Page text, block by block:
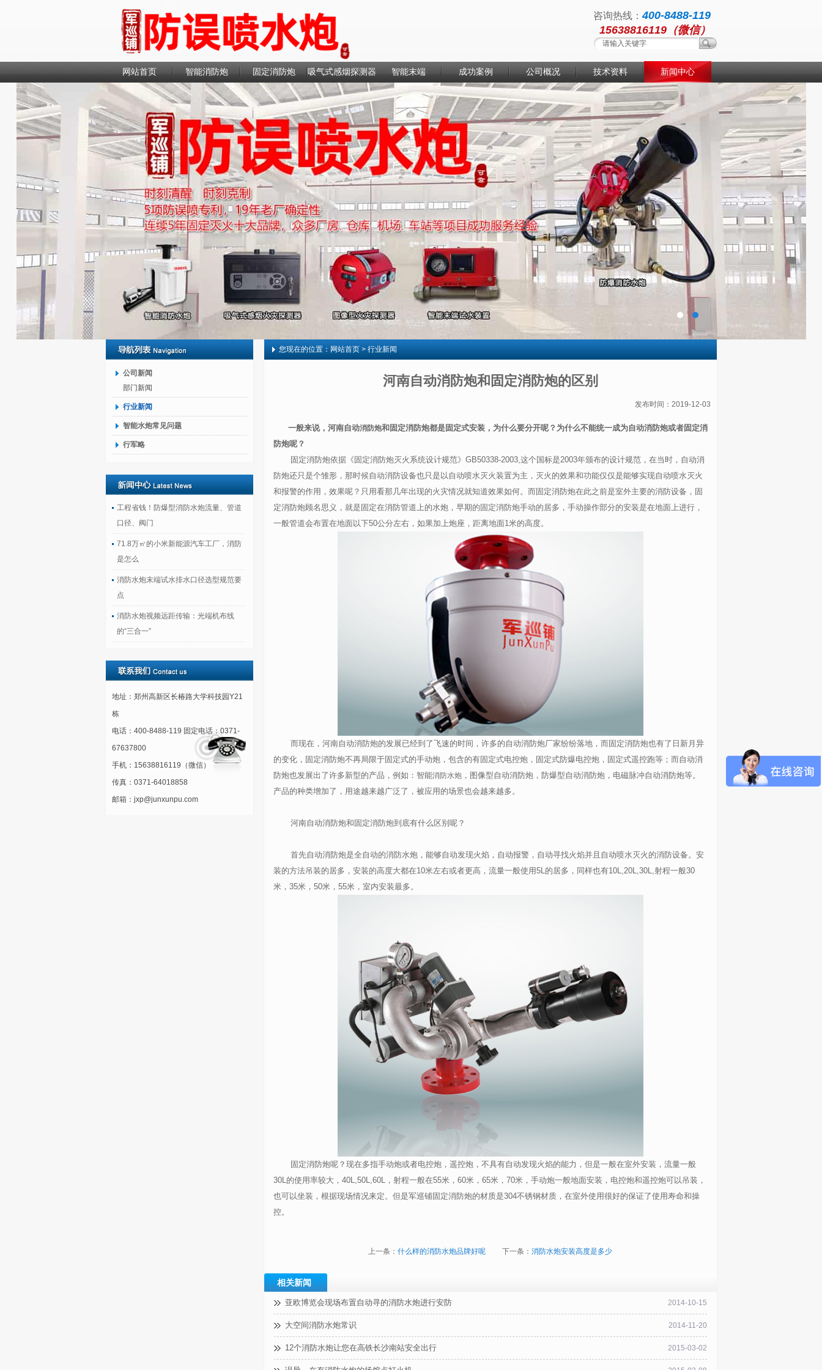
咨询热线：400-8488-119
15638816119（微信）
网站首页 智能消防炮 固定消防炮 吸气式感烟探测器 智能末端 成功案例 公司概况 技术资料 新闻中心
联系我们
公司新闻
部门新闻
行业新闻
智能水炮常见问题
行军略
工程省钱！防爆型消防水炮流量、管道
口径、阀门
71.8万㎡的小米新能源汽车工厂，消防
是怎么
消防水炮末端试水排水口径选型规范要
点
消防水炮视频远距传输：光端机布线
的“三合一”
地址：郑州高新区长椿路大学科技园Y21
栋
电话：400-8488-119 固定电话：0371-
67637800
手机：15638816119（微信）
传真：0371-64018858
邮箱：jxp@junxunpu.com
您现在的位置： 网站首页> 行业新闻
河南自动消防炮和固定消防炮的区别
发布时间：2019-12-03
一般来说，河南自动消防炮和固定消防炮都是固定式安装，为什么要分开呢？为什么不能统一成为自动消防炮或者固定消
防炮呢？
固定消防炮依据《固定消防炮灭火系统设计规范》 GB50338-2003,这个国标是2003年颁布的设计规范，在当时，自动消
防炮还只是个雏形，那时候自动消防设备也只是以自动喷水灭火装置为主，灭火的效果和功能仅仅是能够实现自动喷水灭火
和报警的作用，效果呢？只用看那几年出现的火灾情况就知道效果如何。而固定消防炮在此之前是室外主要的消防设备，固
定消防炮顾名思义，就是固定在消防管道上的水炮，早期的固定消防炮手动的居多，手动操作部分的安装是在地面上进行，
一般管道会布置在地面以下50公分左右，如果加上炮座，距离地面1米的高度。
而现在，河南自动消防炮的发展已经到了飞速的时间，许多的自动消防炮厂家纷纷落地，而固定消防炮也有了日新月异
的变化，固定消防炮不再局限于固定式的手动炮，包含的有固定式电控炮，固定式防爆电控炮，固定式遥控跑等；而自动消
防炮也发展出了许多新型的产品，例如：智能消防水炮，图像型自动消防炮，防爆型自动消防炮，电磁脉冲自动消防炮等。
产品的种类增加了，用途越来越广泛了，被应用的场景也会越来越多。
河南自动消防炮和固定消防炮到底有什么区别呢？
首先自动消防炮是全自动的消防水炮，能够自动发现火焰，自动报警，自动寻找火焰并且自动喷水灭火的消防设备。安
装的方法吊装的居多，安装的高度大都在10米左右或者更高，流量一般使用5L的居多，同样也有10L,20L,30L,射程一般30
米， 35米， 50米， 55米，室内安装最多。
固定消防炮呢？现在多指手动炮或者电控炮，遥控炮，不具有自动发现火焰的能力，但是一般在室外安装，流量一般
30L的使用率较大， 40L,50L,60L，射程一般在55米， 60米， 65米， 70米，手动炮一般地面安装，电控炮和遥控炮可以吊装，
也可以坐装，根据现场情况来定。但是军巡铺固定消防炮的材质是304不锈钢材质，在室外使用很好的保证了使用寿命和操
控。
上一条： 什么样的消防水炮品牌好呢 下一条： 消防水炮安装高度是多少
相关新闻
2014-10-15
亚欧博览会现场布置自动寻的消防水炮进行安防
2014-11-20
大空间消防水炮常识
2015-03-02
12个消防水炮让您在高铁长沙南站安全出行